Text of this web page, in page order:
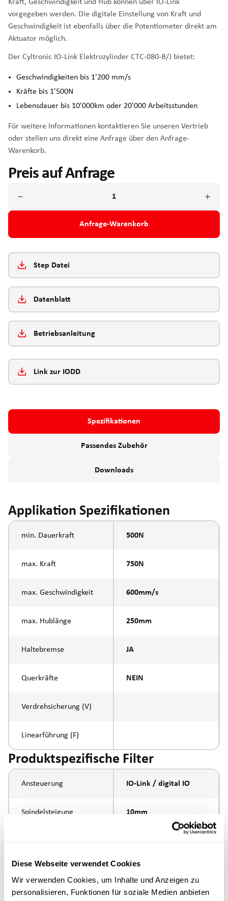
Diese Webseite verwendet Cookies
Wir verwenden Cookies, um Inhalte und Anzeigen zu
personalisieren, Funktionen für soziale Medien anbieten
Kraft, Geschwindigkeit und Hub können über IO-Link
vorgegeben werden. Die digitale Einstellung von Kraft und
Geschwindigkeit ist ebenfalls über die Potentiometer direkt am
Aktuator möglich.
Der Cyltronic IO-Link Elektrozylinder CTC-080-B/J bietet:
Geschwindigkeiten bis 1'200 mm/s
Kräfte bis 1'500N
Lebensdauer bis 10'000km oder 20'000 Arbeitsstunden
Für weitere Informationen kontaktieren Sie unseren Vertrieb
oder stellen uns direkt eine Anfrage über den Anfrage-
Warenkorb.
Preis auf Anfrage
Anfrage-Warenkorb
Step Datei
Datenblatt
Betriebsanleitung
Link zur IODD
Spezifikationen
Passendes Zubehör
Downloads
Applikation Spezifikationen
min. Dauerkraft 500N
max. Kraft 750N
max. Geschwindigkeit 600mm/s
max. Hublänge 250mm
Haltebremse JA
Querkräfte NEIN
Verdrehsicherung (V)
Linearführung (F)
Produktspezifische Filter
Ansteuerung IO-Link / digital IO
Spindelsteigung 10mm
Kolbenstangen-
Anbindung
Aussengewinde
M16x1.5